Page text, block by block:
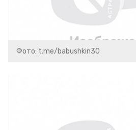
Фото: t.me/babushkin30